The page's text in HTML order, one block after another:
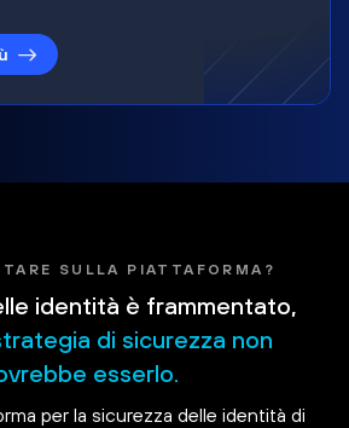
SULLA PIATTAFORMA?
identità è frammentato,
di sicurezza non
esserlo.
per la sicurezza delle identità di